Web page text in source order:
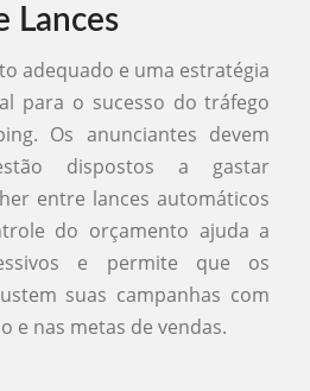
Lances
adequado e uma estratégia
para o sucesso do tráfego
Os anunciantes devem
dispostos a gastar
entre lances automáticos
do orçamento ajuda a
e permite que os
suas campanhas com
e nas metas de vendas.